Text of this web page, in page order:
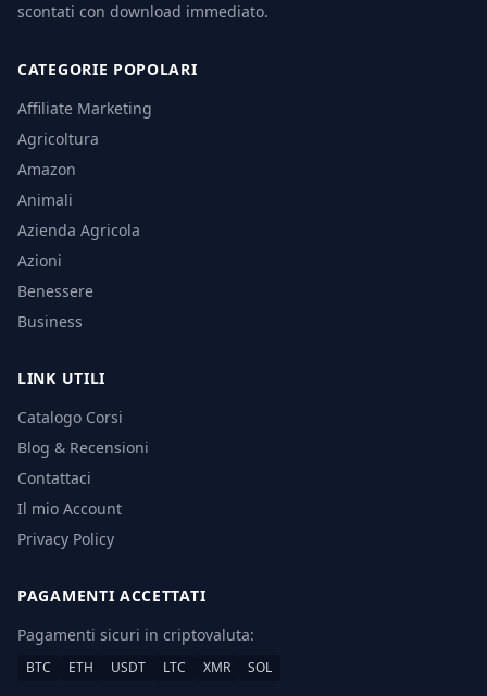
scontati con download immediato.
CATEGORIE POPOLARI
Affiliate Marketing
Agricoltura
Amazon
Animali
Azienda Agricola
Azioni
Benessere
Business
LINK UTILI
Catalogo Corsi
Blog & Recensioni
Contattaci
Il mio Account
Privacy Policy
PAGAMENTI ACCETTATI
Pagamenti sicuri in criptovaluta:
BTC ETH USDT LTC XMR
SOL